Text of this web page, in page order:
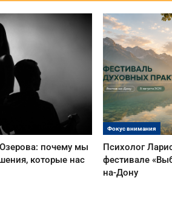
почему мы
которые нас
Фокус внимания
Психолог
фестивале
на-Дону